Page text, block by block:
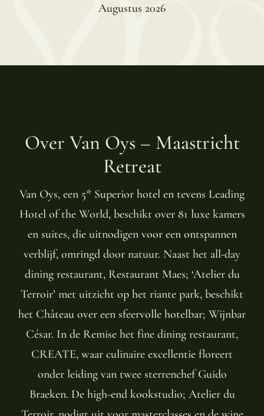
Augustus 2026
Over Van Oys – Maastricht
Retreat
Van Oys, een 5* Superior hotel en tevens Leading
Hotel of the World, beschikt over 81 luxe kamers
en suites, die uitnodigen voor een ontspannen
verblijf, omringd door natuur. Naast het all-day
dining restaurant, Restaurant Maes; ‘Atelier du
Terroir’ met uitzicht op het riante park, beschikt
het Château over een sfeervolle hotelbar; Wijnbar
César. In de Remise het fine dining restaurant,
CREATE, waar culinaire excellentie floreert
onder leiding van twee sterrenchef Guido
Braeken. De high-end kookstudio; Atelier du